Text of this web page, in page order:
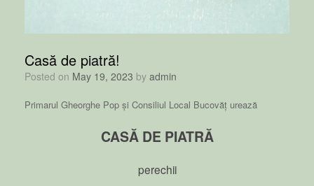
Casă de piatră!
Posted on May 19, 2023 by admin
Primarul Gheorghe Pop și Consiliul Local Bucovăț urează
CASĂ DE PIATRĂ
perechii